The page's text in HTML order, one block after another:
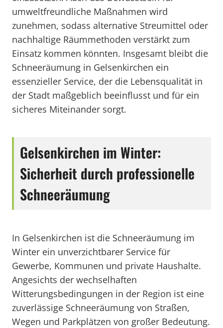
umweltfreundliche Maßnahmen wird
zunehmen, sodass alternative Streumittel oder
nachhaltige Räummethoden verstärkt zum
Einsatz kommen könnten. Insgesamt bleibt die
Schneeräumung in Gelsenkirchen ein
essenzieller Service, der die Lebensqualität in
der Stadt maßgeblich beeinflusst und für ein
sicheres Miteinander sorgt.
Gelsenkirchen im Winter:
Sicherheit durch professionelle
Schneeräumung
In Gelsenkirchen ist die Schneeräumung im
Winter ein unverzichtbarer Service für
Gewerbe, Kommunen und private Haushalte.
Angesichts der wechselhaften
Witterungsbedingungen in der Region ist eine
zuverlässige Schneeräumung von Straßen,
Wegen und Parkplätzen von großer Bedeutung.